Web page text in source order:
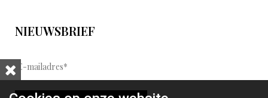
NIEUWSBRIEF
E
-
m